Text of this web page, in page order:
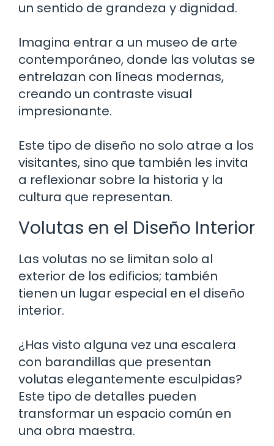
un sentido de grandeza y dignidad.
Imagina entrar a un museo de arte
contemporáneo, donde las volutas se
entrelazan con líneas modernas,
creando un contraste visual
impresionante.
Este tipo de diseño no solo atrae a los
visitantes, sino que también les invita
a reflexionar sobre la historia y la
cultura que representan.
Volutas en el Diseño Interior
Las volutas no se limitan solo al
exterior de los edificios; también
tienen un lugar especial en el diseño
interior.
¿Has visto alguna vez una escalera
con barandillas que presentan
volutas elegantemente esculpidas?
Este tipo de detalles pueden
transformar un espacio común en
una obra maestra.